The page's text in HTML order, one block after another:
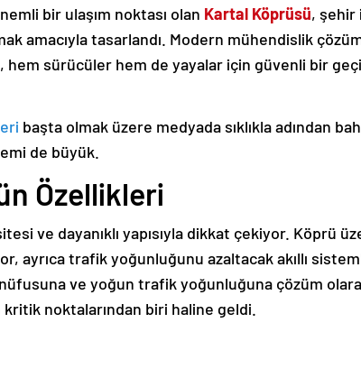
bir ulaşım noktası olan Kartal Köprüsü, şehir
amacıyla tasarlandı. Modern mühendislik
hem sürücüler hem de yayalar için güvenli bir
başta olmak üzere medyada sıklıkla adından
de büyük.
Özellikleri
ve dayanıklı yapısıyla dikkat çekiyor. Köprü
ayrıca trafik yoğunluğunu azaltacak akıllı
nüfusuna ve yoğun trafik yoğunluğuna çözüm
noktalarından biri haline geldi.